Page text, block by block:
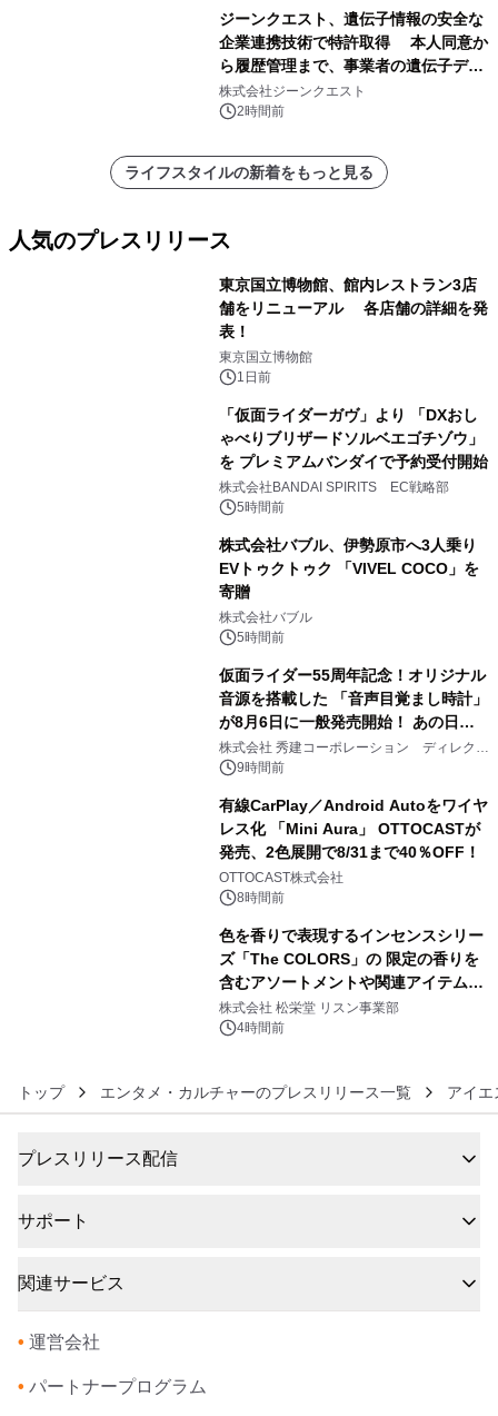
ジーンクエスト、遺伝子情報の安全な
企業連携技術で特許取得 本人同意か
ら履歴管理まで、事業者の遺伝子デー
タ活用を支援
株式会社ジーンクエスト
2時間前
ライフスタイルの新着をもっと見る
人気のプレスリリース
東京国立博物館、館内レストラン3店
舗をリニューアル 各店舗の詳細を発
表！
東京国立博物館
1日前
「仮面ライダーガヴ」より 「DXおし
ゃべりブリザードソルベエゴチゾウ」
を プレミアムバンダイで予約受付開始
株式会社BANDAI SPIRITS EC戦略部
5時間前
株式会社バブル、伊勢原市へ3人乗り
EVトゥクトゥク 「VIVEL COCO」を
寄贈
株式会社バブル
5時間前
仮面ライダー55周年記念！オリジナル
音源を搭載した 「音声目覚まし時計」
が8月6日に一般発売開始！ あの日の
大興奮が今甦る
株式会社 秀建コーポレーション ディレクト
アートギャラリー
9時間前
有線CarPlay／Android Autoをワイヤ
レス化 「Mini Aura」 OTTOCASTが
発売、2色展開で8/31まで40％OFF！
OTTOCAST株式会社
8時間前
色を香りで表現するインセンスシリー
ズ「The COLORS」の 限定の香りを
含むアソートメントや関連アイテムを
8月6日発売
株式会社 松栄堂 リスン事業部
4時間前
トップ エンタメ・カルチャーのプレスリリース一覧 アイ
プレスリリース配信
サポート
関連サービス
• 運営会社
• パートナープログラム